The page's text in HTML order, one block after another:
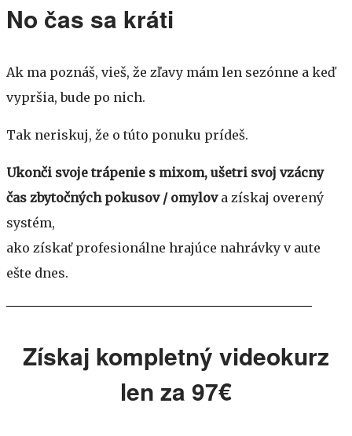
No čas sa kráti
Ak ma poznáš, vieš, že zľavy mám len sezónne a keď
vypršia, bude po nich.
Tak neriskuj, že o túto ponuku prídeš.
Ukonči svoje trápenie s mixom, ušetri svoj vzácny
čas zbytočných pokusov / omylova získaj overený
systém,
ako získať profesionálne hrajúce nahrávky v aute
ešte dnes.
Získaj kompletný videokurz
len za 97€